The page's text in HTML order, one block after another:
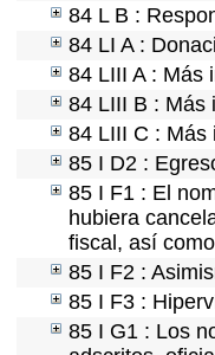
84 L B :
84 LI A :
84 LIII A : Más
84 LIII B : Más
84 LIII C : Más
85 I D2 :
85 I F1 : El
hubiera
fiscal, así
85 I F2 :
85 I F3 :
85 I G1 : Los